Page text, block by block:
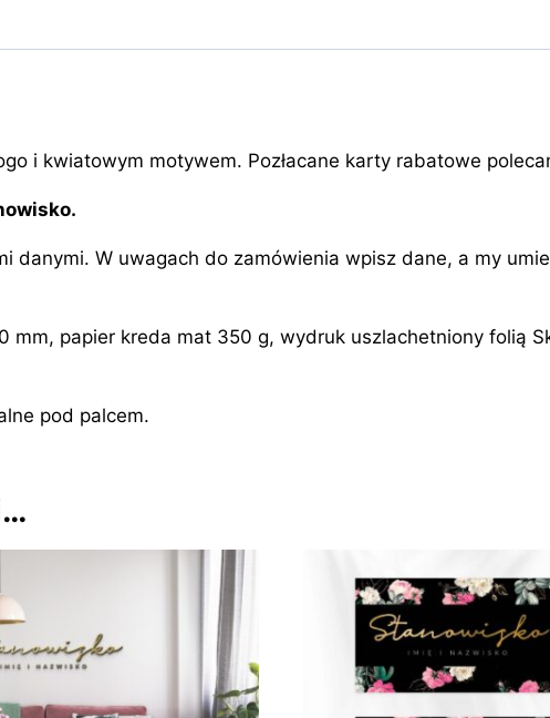
i kwiatowym motywem. Pozłacane karty rabatowe
danymi. W uwagach do zamówienia wpisz dane, a my
mm, papier kreda mat 350 g, wydruk uszlachetniony folią
pod palcem.